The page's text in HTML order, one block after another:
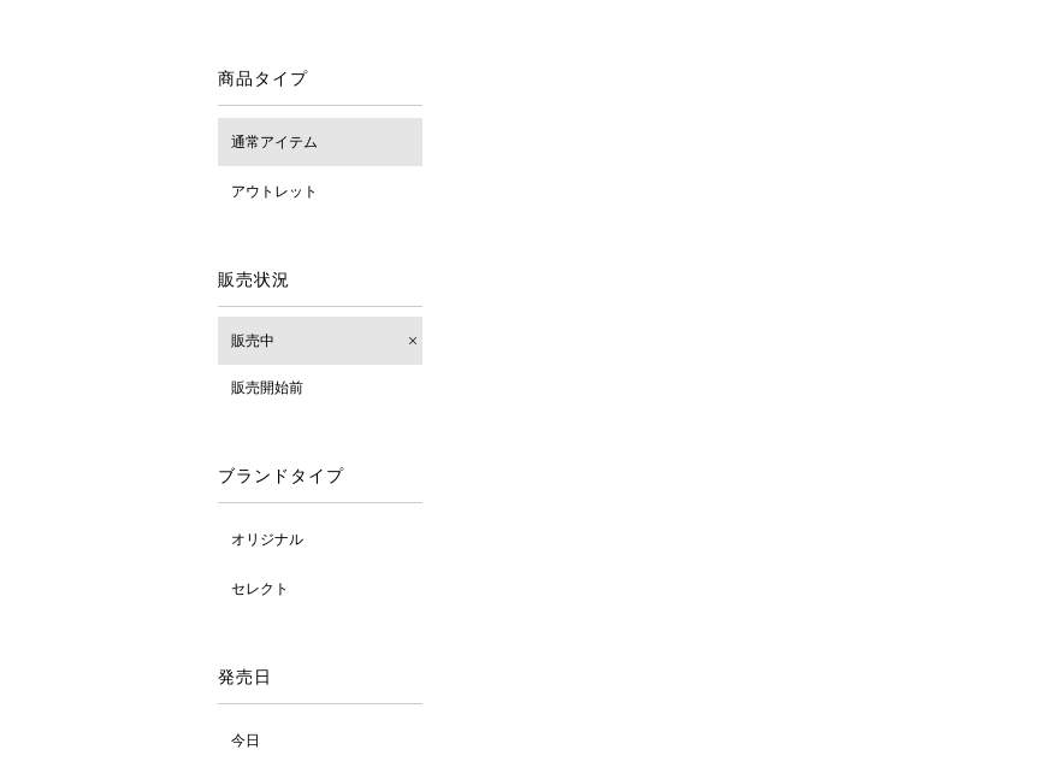
商品タイプ
通常アイテム
アウトレット
販売状況
販売中
販売開始前
ブランドタイプ
オリジナル
セレクト
発売日
今日